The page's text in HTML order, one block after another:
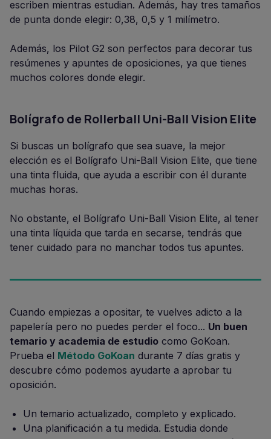
escriben mientras estudian. Además, hay tres tamaños
de punta donde elegir: 0,38, 0,5 y 1 milímetro.
Además, los Pilot G2 son perfectos para decorar tus
resúmenes y apuntes de oposiciones, ya que tienes
muchos colores donde elegir.
Bolígrafo de Rollerball Uni-Ball Vision Elite
Si buscas un bolígrafo que sea suave, la mejor
elección es el Bolígrafo Uni-Ball Vision Elite, que tiene
una tinta fluida, que ayuda a escribir con él durante
muchas horas.
No obstante, el Bolígrafo Uni-Ball Vision Elite, al tener
una tinta líquida que tarda en secarse, tendrás que
tener cuidado para no manchar todos tus apuntes.
Cuando empiezas a opositar, te vuelves adicto a la
papelería pero no puedes perder el foco... Un buen
temario y academia de estudio como GoKoan.
Prueba el Método GoKoan durante 7 días gratis y
descubre cómo podemos ayudarte a aprobar tu
oposición.
Un temario actualizado, completo y explicado.
Una planificación a tu medida. Estudia donde